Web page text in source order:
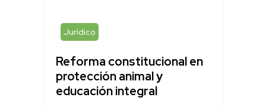
Jurídico
Reforma constitucional en
protección animal y
educación integral